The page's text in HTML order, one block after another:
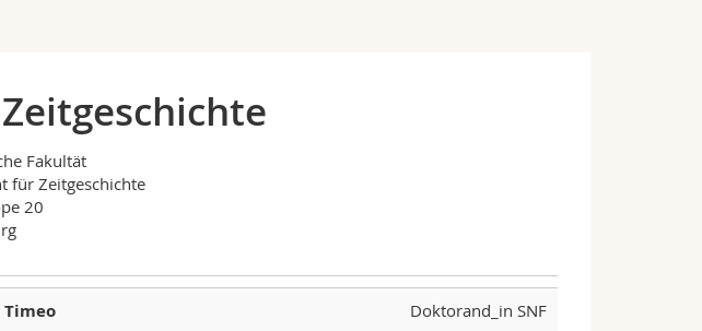
Fakultät
für Zeitgeschichte
20
Doktorand_in SNF